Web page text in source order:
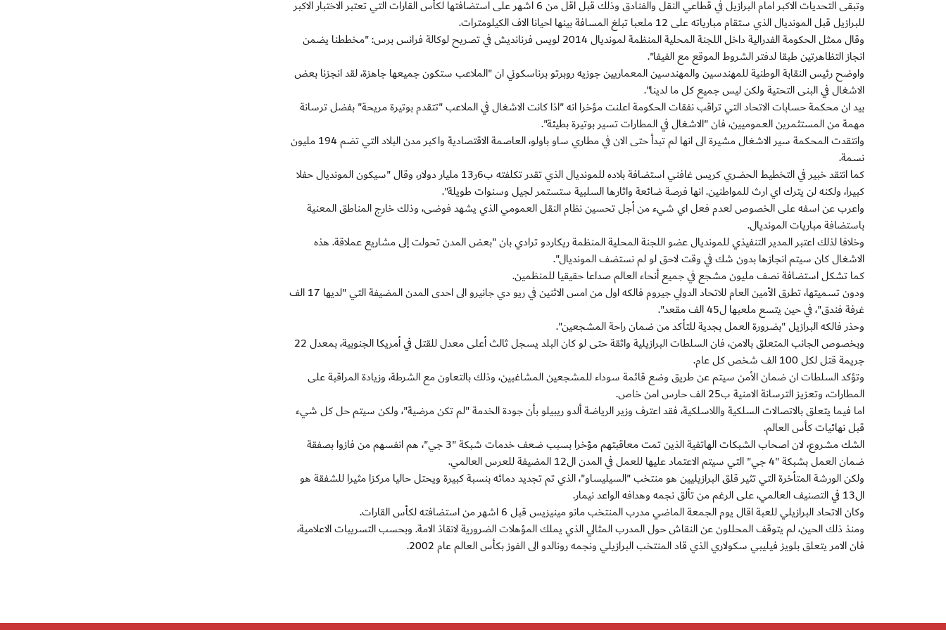
وتبقى التحديات الاكبر امام البرازيل في قطاعي النقل والفنادق وذلك قبل اقل من 6 اشهر على استضافتها لكأس القارات التي تعتبر الاختبار الاكبر
للبرازيل قبل المونديال الذي ستقام مبارياته على 12 ملعبا تبلغ المسافة بينها احيانا الاف الكيلومترات.
وقال ممثل الحكومة الفدرالية داخل اللجنة المحلية المنظمة لمونديال 2014 لويس فرنانديش في تصريح لوكالة فرانس برس: "مخططنا يضمن
انجاز التظاهرتين طبقا لدفتر الشروط الموقع مع الفيفا".
واوضح رئيس النقابة الوطنية للمهندسين والمهندسين المعماريين جوزيه روبرتو برناسكوني ان "الملاعب ستكون جميعها جاهزة، لقد انجزنا بعض
الاشغال في البنى التحتية ولكن ليس جميع كل ما لدينا".
بيد ان محكمة حسابات الاتحاد التي تراقب نفقات الحكومة اعلنت مؤخرا انه "اذا كانت الاشغال في الملاعب "تتقدم بوتيرة مريحة" بفضل ترسانة
مهمة من المستثمرين العموميين، فان "الاشغال في المطارات تسير بوتيرة بطيئة".
وانتقدت المحكمة سير الاشغال مشيرة الى انها لم تبدأ حتى الان في مطاري ساو باولو، العاصمة الاقتصادية واكبر مدن البلاد التي تضم 194 مليون
نسمة.
كما انتقد خبير في التخطيط الحضري كريس غافني استضافة بلاده للمونديال الذي تقدر تكلفته ب6ر13 مليار دولار، وقال "سيكون المونديال حفلا
كبيرا، ولكنه لن يترك اي ارث للمواطنين. انها فرصة ضائعة واثارها السلبية ستستمر لجيل وسنوات طويلة".
واعرب عن اسفه على الخصوص لعدم فعل اي شيء من أجل تحسين نظام النقل العمومي الذي يشهد فوضى، وذلك خارج المناطق المعنية
باستضافة مباريات المونديال.
وخلافا لذلك اعتبر المدير التنفيذي للمونديال عضو اللجنة المحلية المنظمة ريكاردو ترادي بان "بعض المدن تحولت إلى مشاريع عملاقة. هذه
الاشغال كان سيتم انجازها بدون شك في وقت لاحق لو لم نستضف المونديال".
كما تشكل استضافة نصف مليون مشجع في جميع أنحاء العالم صداعا حقيقيا للمنظمين.
ودون تسميتها، تطرق الأمين العام للاتحاد الدولي جيروم فالكه اول من امس الاثنين في ريو دي جانيرو الى احدى المدن المضيفة التي "لديها 17 الف
غرفة فندق"، في حين يتسع ملعبها ل45 الف مقعد".
وحذر فالكه البرازيل "بضرورة العمل بجدية للتأكد من ضمان راحة المشجعين".
وبخصوص الجانب المتعلق بالامن، فان السلطات البرازيلية واثقة حتى لو كان البلد يسجل ثالث أعلى معدل للقتل في أمريكا الجنوبية، بمعدل 22
جريمة قتل لكل 100 الف شخص كل عام.
وتؤكد السلطات ان ضمان الأمن سيتم عن طريق وضع قائمة سوداء للمشجعين المشاغبين، وذلك بالتعاون مع الشرطة، وزيادة المراقبة على
المطارات، وتعزيز الترسانة الامنية ب25 الف حارس امن خاص.
اما فيما يتعلق بالاتصالات السلكية واللاسلكية، فقد اعترف وزير الرياضة ألدو ريبيلو بأن جودة الخدمة "لم تكن مرضية"، ولكن سيتم حل كل شيء
قبل نهائيات كأس العالم.
الشك مشروع، لان اصحاب الشبكات الهاتفية الذين تمت معاقبتهم مؤخرا بسبب ضعف خدمات شبكة "3 جي"، هم انفسهم من فازوا بصفقة
ضمان العمل بشبكة "4 جي" التي سيتم الاعتماد عليها للعمل في المدن ال12 المضيفة للعرس العالمي.
ولكن الورشة المتأخرة التي تثير قلق البرازيليين هو منتخب "السيليساو"، الذي تم تجديد دمائه بنسبة كبيرة ويحتل حاليا مركزا مثيرا للشفقة هو
ال13 في التصنيف العالمي، على الرغم من تألق نجمه وهدافه الواعد نيمار.
وكان الاتحاد البرازيلي للعبة اقال يوم الجمعة الماضي مدرب المنتخب مانو مينيزيس قبل 6 اشهر من استضافته لكأس القارات.
ومنذ ذلك الحين، لم يتوقف المحللون عن النقاش حول المدرب المثالي الذي يملك المؤهلات الضرورية لانقاذ الامة. وبحسب التسريبات الاعلامية،
فان الامر يتعلق بلويز فيليبي سكولاري الذي قاد المنتخب البرازيلي ونجمه رونالدو الى الفوز بكأس العالم عام 2002.